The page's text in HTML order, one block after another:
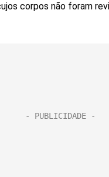
corpos não foram